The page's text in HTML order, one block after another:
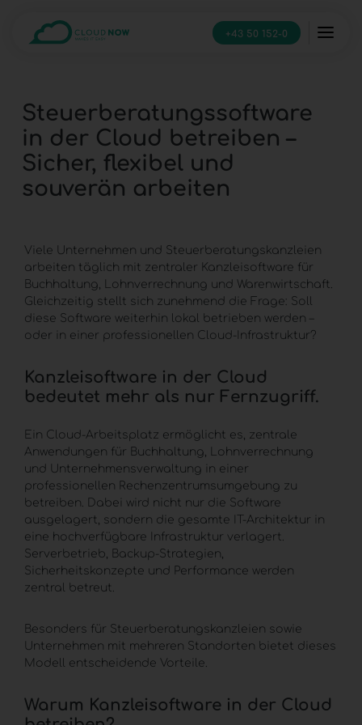
+43 50 152-0
Steuerberatungssoftware
in der Cloud betreiben –
Sicher, flexibel und
souverän arbeiten
Viele Unternehmen und Steuerberatungskanzleien
arbeiten täglich mit zentraler Kanzleisoftware für
Buchhaltung, Lohnverrechnung und Warenwirtschaft.
Gleichzeitig stellt sich zunehmend die Frage: Soll
diese Software weiterhin lokal betrieben werden –
oder in einer professionellen Cloud-Infrastruktur?
Kanzleisoftware in der Cloud
bedeutet mehr als nur Fernzugriff.
Ein Cloud-Arbeitsplatz ermöglicht es, zentrale
Anwendungen für Buchhaltung, Lohnverrechnung
und Unternehmensverwaltung in einer
professionellen Rechenzentrumsumgebung zu
betreiben. Dabei wird nicht nur die Software
ausgelagert, sondern die gesamte
IT-Architektur in
eine hochverfügbare Infrastruktur verlagert.
Serverbetrieb, Backup-Strategien,
Sicherheitskonzepte und Performance werden
zentral betreut.
Besonders für Steuerberatungskanzleien sowie
Unternehmen mit mehreren Standorten bietet dieses
Modell entscheidende Vorteile.
Warum Kanzleisoftware in der Cloud